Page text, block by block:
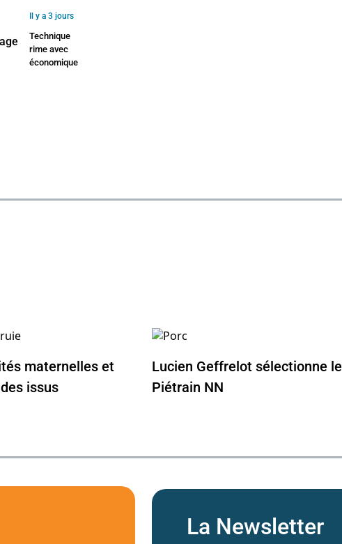
Il y a 3 jours
Technique
rime avec
économique
maternelles et
issus
Lucien Geffrelot sélectionne le
Piétrain NN
La Newsletter